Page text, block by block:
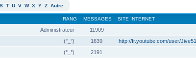
S T U V W X Y Z Autre
RANG MESSAGES SITE INTERNET
Administrateur 11909
(°_°)
1639 http://fr.youtube.com/user/Jive51
(°_°)
2191